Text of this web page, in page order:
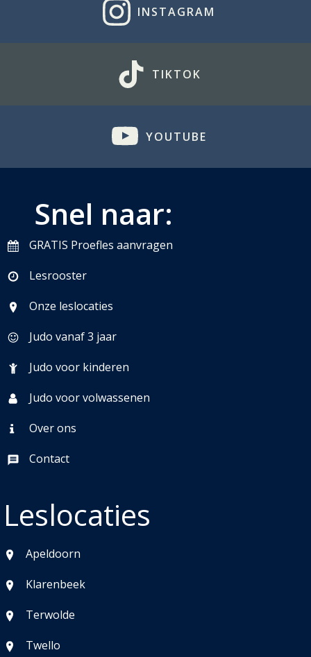
INSTAGRAM
TIKTOK
YOUTUBE
Snel naar:
GRATIS Proefles aanvragen
Lesrooster
Onze leslocaties
Judo vanaf 3 jaar
Judo voor kinderen
Judo voor volwassenen
Over ons
Contact
Leslocaties
Apeldoorn
Klarenbeek
Terwolde
Twello